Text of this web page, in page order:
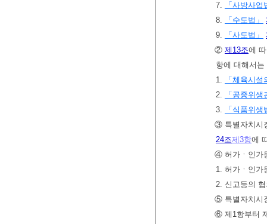
7.
「사방사업
8.
「수도법」
9.
「사도법」
② 제13조에
항에 대해서
1.
「체육시
2.
「공중위
3.
「식품위생
③ 특별자치시
24조제3항에
④ 허가ㆍ인가
1. 허가ㆍ인가
2. 신고등의
⑤ 특별자치시
⑥ 제1항부터